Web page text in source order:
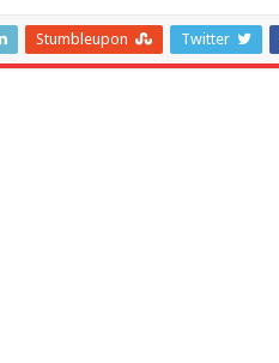
Twitter
Stumbleupon